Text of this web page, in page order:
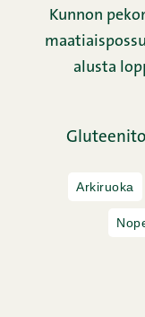
Kunnon
alusta
Arkiruoka